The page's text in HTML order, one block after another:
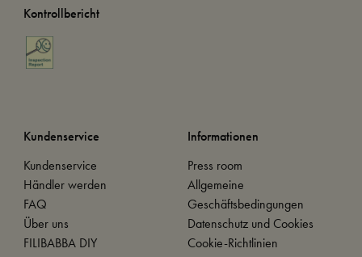
Kontrollbericht
Kundenservice
Kundenservice
Händler werden
FAQ
Über uns
FILIBABBA DIY
Informationen
Press room
Allgemeine
Geschäftsbedingungen
Datenschutz und Cookies
Cookie-Richtlinien